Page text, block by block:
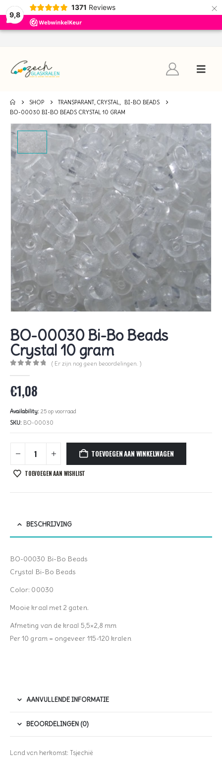
9,8
1371 Reviews ×
SHOP TRANSPARANT, CRYSTAL, BI-BO BEADS
BO-00030 BI-BO BEADS CRYSTAL 10 GRAM
BO-00030 Bi-Bo Beads
Crystal 10 gram
( Er zijn nog geen beoordelingen. )
€1,08
Availability: 25 op voorraad
SKU: BO-00030
TOEVOEGEN AAN WINKELWAGEN
TOEVOEGEN AAN WISHLIST
BESCHRIJVING
BO-00030 Bi-Bo Beads
Crystal Bi-Bo Beads
Color: 00030
Mooie kraal met 2 gaten.
Afmeting van de kraal 5,5×2,8 mm
Per 10 gram = ongeveer 115-120 kralen
AANVULLENDE INFORMATIE
BEOORDELINGEN (0)
Land van herkomst: Tsjechië